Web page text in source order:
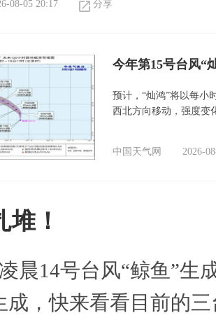
08-05 20:17 分享
今年第15号台风“
预计，“灿鸿”将以每小
西北方向移动，强度变
中国天气网 2026-
堆！
晨14号台风“鲸鱼”生
成，快来看看目前的